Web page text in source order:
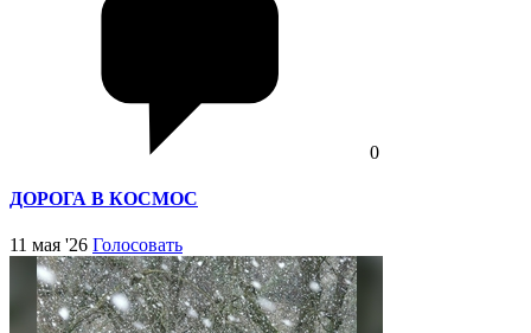
0
ДОРОГА В КОСМОС
11 мая '26 Голосовать